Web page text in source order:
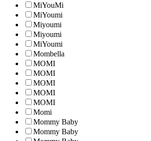
MiYouMi
MiYoumi
Miyoumi
Miyoumi
MiYoumi
Mombella
MOMI
MOMI
MOMI
MOMI
MOMI
Momi
Mommy Baby
Mommy Baby